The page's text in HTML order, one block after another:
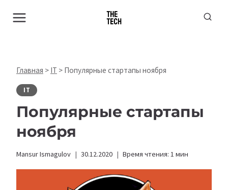
Главная > IT > ​​Популярные стартапы ноября
IT
​​Популярные стартапы
ноября
Mansur Ismagulov 30.12.2020 Время чтения: 1 мин